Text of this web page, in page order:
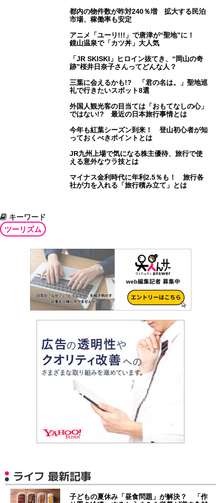
都内の物件数が昨対240％増 拡大する民泊
市場、稼働率も安定
アニメ「ユーリ!!!」で唐津が“聖地”に！
鏡山温泉で「カツ丼」大人気
「JR SKISKI」ヒロイン抜てき、“岡山の奇
跡”桜井日奈子さんってどんな人？
三葉に会えるかも!? 「君の名は。」聖地巡
礼で行きたいスポット8選
外国人観光客の目当ては「おもてなしの心」
ではない!? 最近の日本旅行事情とは
今年も紅葉シーズン到来！ 登山初心者が知
っておくべきポイントとは
JR九州上場で気になる株主優待、旅行で使
える意外なウラ技とは
マイナス金利時代に年利2.5％も！ 旅行各
社が力を入れる「旅行積み立て」とは
キーワード
ツーリズム
ライフ 最新記事
子どもの夏休み「昼食問題」が解決？ 「作